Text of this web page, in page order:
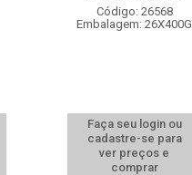
Código: 26568
Embalagem: 26X400G
Faça seu login ou
cadastre-se para
ver preços e
comprar